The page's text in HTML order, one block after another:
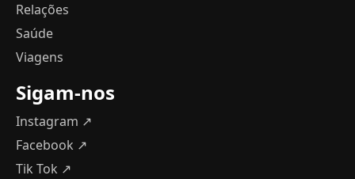
Relações
Saúde
Viagens
Sigam-nos
Instagram ↗
Facebook ↗
Tik Tok ↗